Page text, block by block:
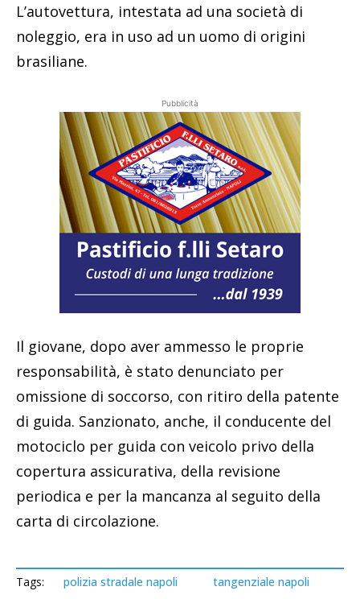
L’autovettura, intestata ad una società di
noleggio, era in uso ad un uomo di origini
brasiliane.
Pubblicità
Il giovane, dopo aver ammesso le proprie
responsabilità, è stato denunciato per
omissione di soccorso, con ritiro della patente
di guida. Sanzionato, anche, il conducente del
motociclo per guida con veicolo privo della
copertura assicurativa, della revisione
periodica e per la mancanza al seguito della
carta di circolazione.
Tags: polizia stradale napoli tangenziale napoli